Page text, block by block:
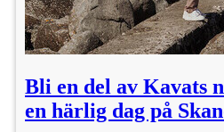
Bli en del av Kavats
en härlig dag på